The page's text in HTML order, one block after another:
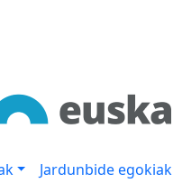
Jardunbide egokiak